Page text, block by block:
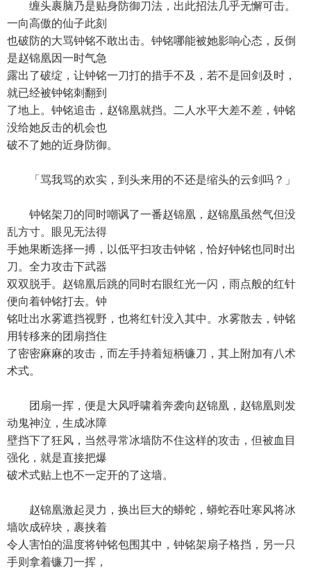
缠头裹脑乃是贴身防御刀法，出此招法几乎无懈可击。
一向高傲的仙子此刻
也破防的大骂钟铭不敢出击。钟铭哪能被她影响心态，反倒
是赵锦凰因一时气急
露出了破绽，让钟铭一刀打的措手不及，若不是回剑及时，
就已经被钟铭刺翻到
了地上。钟铭追击，赵锦凰就挡。二人水平大差不差，钟铭
没给她反击的机会也
破不了她的近身防御。
「骂我骂的欢实，到头来用的不还是缩头的云剑吗？」
钟铭架刀的同时嘲讽了一番赵锦凰，赵锦凰虽然气但没
乱方寸。眼见无法得
手她果断选择一搏，以低平扫攻击钟铭，恰好钟铭也同时出
刀。全力攻击下武器
双双脱手。赵锦凰后跳的同时右眼红光一闪，雨点般的红针
便向着钟铭打去。钟
铭吐出水雾遮挡视野，也将红针没入其中。水雾散去，钟铭
用转移来的团扇挡住
了密密麻麻的攻击，而左手持着短柄镰刀，其上附加有八术
术式。
团扇一挥，便是大风呼啸着奔袭向赵锦凰，赵锦凰则发
动鬼神泣，生成冰障
壁挡下了狂风，当然寻常冰墙防不住这样的攻击，但被血目
强化，就是直接把爆
破术式贴上也不一定开的了这墙。
赵锦凰激起灵力，换出巨大的蟒蛇，蟒蛇吞吐寒风将冰
墙吹成碎块，裹挟着
令人害怕的温度将钟铭包围其中，钟铭架扇子格挡，另一只
手则拿着镰刀一挥，